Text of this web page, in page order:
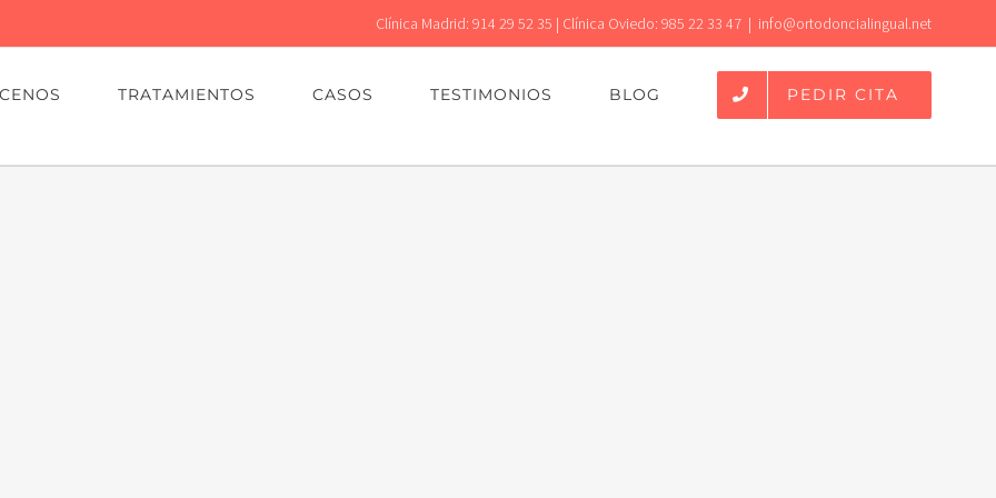
Clínica Madrid: 914 29 52 35 | Clínica Oviedo: 985 22 33 47 | info@ortodoncialingual.net
TRATAMIENTOS CASOS TESTIMONIOS BLOG PEDIR CITA